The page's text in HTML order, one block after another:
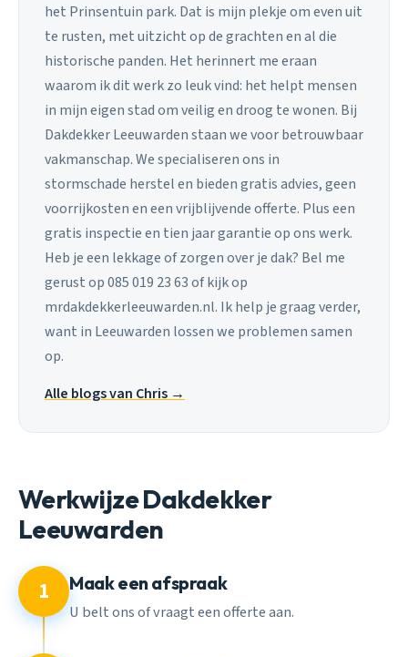
het Prinsentuin park. Dat is mijn plekje om even uit
te rusten, met uitzicht op de grachten en al die
historische panden. Het herinnert me eraan
waarom ik dit werk zo leuk vind: het helpt mensen
in mijn eigen stad om veilig en droog te wonen. Bij
Dakdekker Leeuwarden staan we voor betrouwbaar
vakmanschap. We specialiseren ons in
stormschade herstel en bieden gratis advies, geen
voorrijkosten en een vrijblijvende offerte. Plus een
gratis inspectie en tien jaar garantie op ons werk.
Heb je een lekkage of zorgen over je dak? Bel me
gerust op 085 019 23 63 of kijk op
mrdakdekkerleeuwarden.nl. Ik help je graag verder,
want in Leeuwarden lossen we problemen samen
op.
Alle blogs van Chris →
Werkwijze Dakdekker
Leeuwarden
1 Maak een afspraak
U belt ons of vraagt een offerte aan.